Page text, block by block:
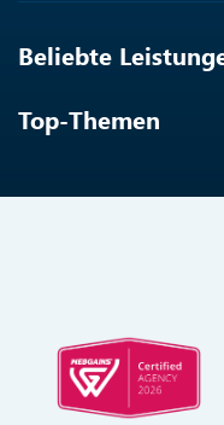
Beliebte
Top-Themen